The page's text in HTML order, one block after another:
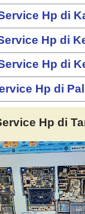
Hp di
Hp di
Hp di
Hp di
Hp di